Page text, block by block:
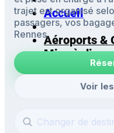
Accueil
Aéroports &
Mise à
Navettes
Excursions
trajet est organisé
passagers, vos
Rennes.
Voir